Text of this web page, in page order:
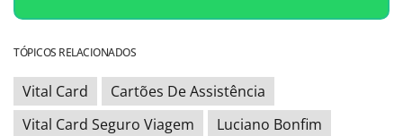
TÓPICOS RELACIONADOS
Vital Card
Cartões De Assistência
Vital Card Seguro Viagem
Luciano Bonfim